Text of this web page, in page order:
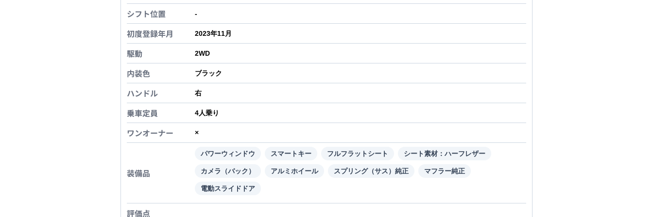
シフト位置 -
初度登録年月 2023年11月
駆動 2WD
内装色 ブラック
ハンドル 右
乗車定員 4人乗り
ワンオーナー ×
装備品
パワーウィンドウ スマートキー フルフラットシート シート素材：ハーフレザー
カメラ（バック） アルミホイール スプリング（サス）純正 マフラー純正
電動スライドドア
評価点